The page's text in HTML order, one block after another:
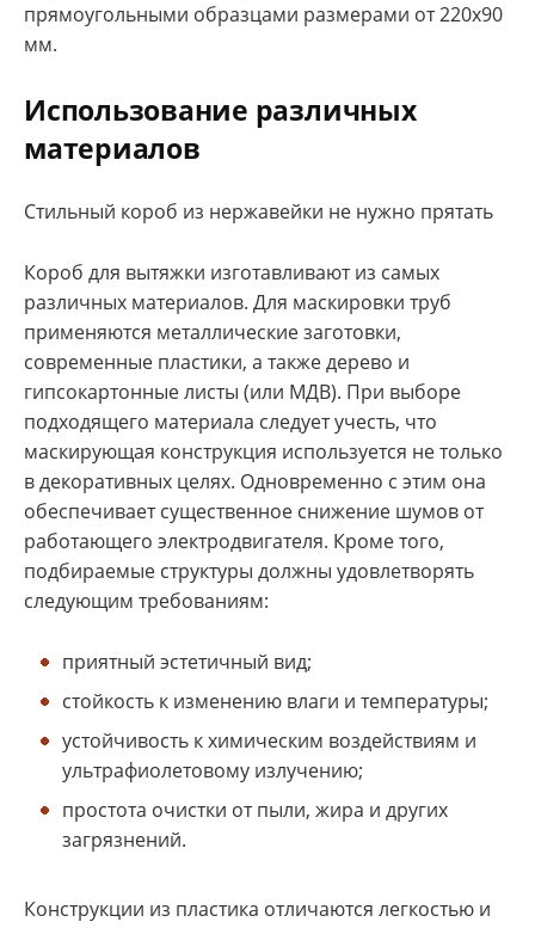
прямоугольными образцами размерами от 220х90
мм.
Использование различных
материалов
Стильный короб из нержавейки не нужно прятать
Короб для вытяжки изготавливают из самых
различных материалов. Для маскировки труб
применяются металлические заготовки,
современные пластики, а также дерево и
гипсокартонные листы (или МДВ). При выборе
подходящего материала следует учесть, что
маскирующая конструкция используется не только
в декоративных целях. Одновременно с этим она
обеспечивает существенное снижение шумов от
работающего электродвигателя. Кроме того,
подбираемые структуры должны удовлетворять
следующим требованиям:
приятный эстетичный вид;
стойкость к изменению влаги и температуры;
устойчивость к химическим воздействиям и
ультрафиолетовому излучению;
простота очистки от пыли, жира и других
загрязнений.
Конструкции из пластика отличаются легкостью и